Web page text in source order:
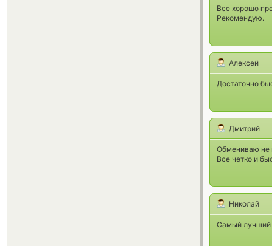
Все хорошо
Рекомендую.
Алексей
Достаточно
Дмитрий
Обмениваю не
Все четко и
Николай
Самый лучший